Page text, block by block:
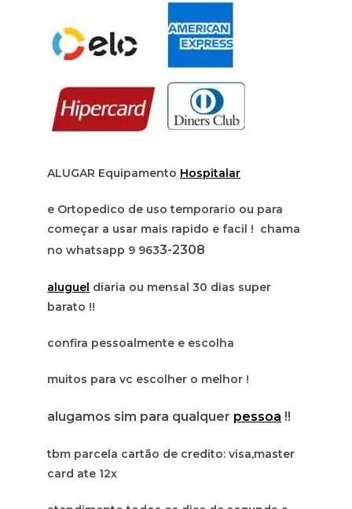
ALUGAR Equipamento Hospitalar
e Ortopedico de uso temporario ou para
começar a usar mais rapido e facil ! chama
no whatsapp 9 9633-2308
aluguel diaria ou mensal 30 dias super
barato !!
confira pessoalmente e escolha
muitos para vc escolher o melhor !
alugamos sim para qualquer pessoa !!
tbm parcela cartão de credito: visa,master
card ate 12x